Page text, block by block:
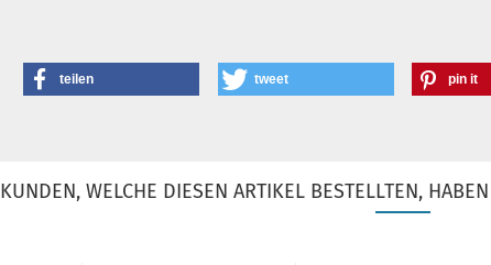
teilen tweet pin it
KUNDEN, WELCHE DIESEN ARTIKEL BESTELLTEN,